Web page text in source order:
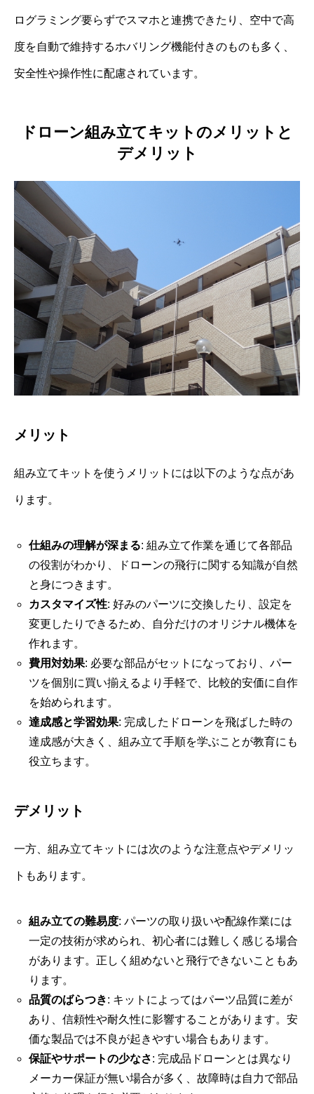
ログラミング要らずでスマホと連携できたり、空中で高
度を自動で維持するホバリング機能付きのものも多く、
安全性や操作性に配慮されています。
ドローン組み立てキットのメリットと
デメリット
メリット
組み立てキットを使うメリットには以下のような点があ
ります。
仕組みの理解が深まる: 組み立て作業を通じて各部品
の役割がわかり、ドローンの飛行に関する知識が自然
と身につきます。
カスタマイズ性: 好みのパーツに交換したり、設定を
変更したりできるため、自分だけのオリジナル機体を
作れます。
費用対効果: 必要な部品がセットになっており、パー
ツを個別に買い揃えるより手軽で、比較的安価に自作
を始められます。
達成感と学習効果: 完成したドローンを飛ばした時の
達成感が大きく、組み立て手順を学ぶことが教育にも
役立ちます。
デメリット
一方、組み立てキットには次のような注意点やデメリッ
トもあります。
組み立ての難易度: パーツの取り扱いや配線作業には
一定の技術が求められ、初心者には難しく感じる場合
があります。正しく組めないと飛行できないこともあ
ります。
品質のばらつき: キットによってはパーツ品質に差が
あり、信頼性や耐久性に影響することがあります。安
価な製品では不良が起きやすい場合もあります。
保証やサポートの少なさ: 完成品ドローンとは異なり
メーカー保証が無い場合が多く、故障時は自力で部品